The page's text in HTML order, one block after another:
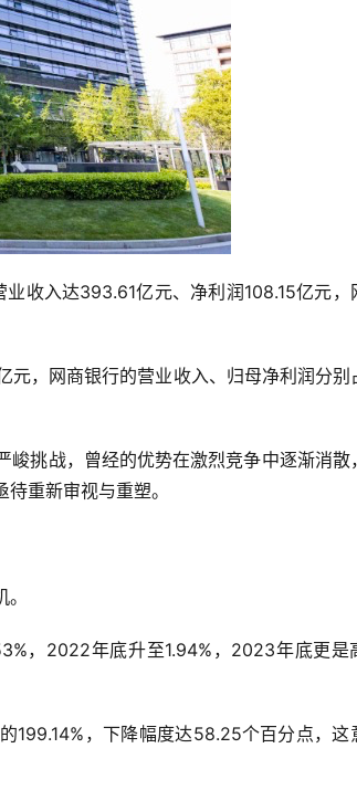
收入达393.61亿元、净利润108.15亿元，
，网商银行的营业收入、归母净利润分别
挑战，曾经的优势在激烈竞争中逐渐消散
重新审视与重塑。
，2022年底升至1.94%，2023年底更是
199.14%，下降幅度达58.25个百分点，这